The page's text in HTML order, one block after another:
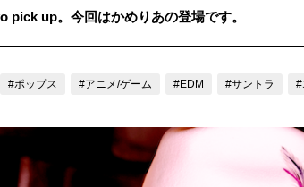
女性シンガー #ヒップホップ #男性シンガーグルー
pick up。今回はかめりあの登場です。
#ポップス #アニメ/ゲーム #EDM #サントラ #